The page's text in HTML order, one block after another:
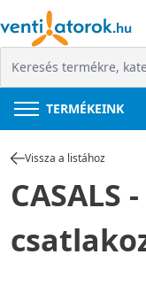
TERMÉKEINK
Vissza a listához
CASALS